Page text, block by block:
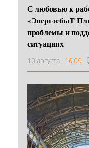
С любовью к
«ЭнергосбыТ
проблемы и
ситуациях
10 августа 16:09